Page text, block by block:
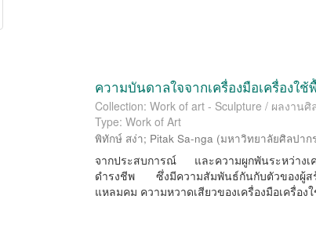
ความบันดาลใจจากเครื่องมือเครื่องใ
Collection: Work of art - Sculpture / ผลงาน
Type: Work of Art
พิทักษ์ สง่า; Pitak Sa-nga (มหาวิทยาลัยศิลปาก
จากประสบการณ์ และความผูกพันระหว่างเ
ดำรงชีพ ซึ่งมีความสัมพันธ์กันกับตัวของผู้ส
แหลมคม ความหวาดเสียวของเครื่องมือเครื่องใ